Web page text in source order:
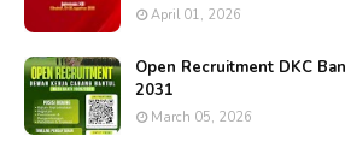
April 01, 2026
Open Recruitment DKC
2031
March 05, 2026